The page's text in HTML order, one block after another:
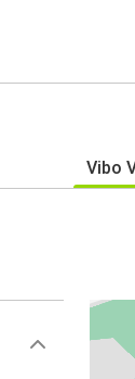
Vibo